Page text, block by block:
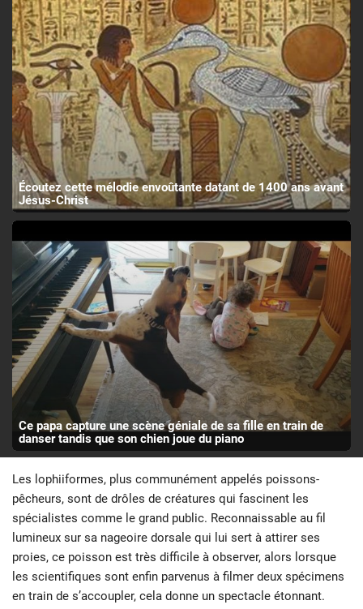
Écoutez cette mélodie envoûtante datant de 1400 ans avant
Jésus-Christ
Ce papa capture une scène géniale de sa fille en train de
danser tandis que son chien joue du piano
Les lophiiformes, plus communément appelés poissons-
pêcheurs, sont de drôles de créatures qui fascinent les
spécialistes comme le grand public. Reconnaissable au fil
lumineux sur sa nageoire dorsale qui lui sert à attirer ses
proies, ce poisson est très difficile à observer, alors lorsque
les scientifiques sont enfin parvenus à filmer deux spécimens
en train de s’accoupler, cela donne un spectacle étonnant.